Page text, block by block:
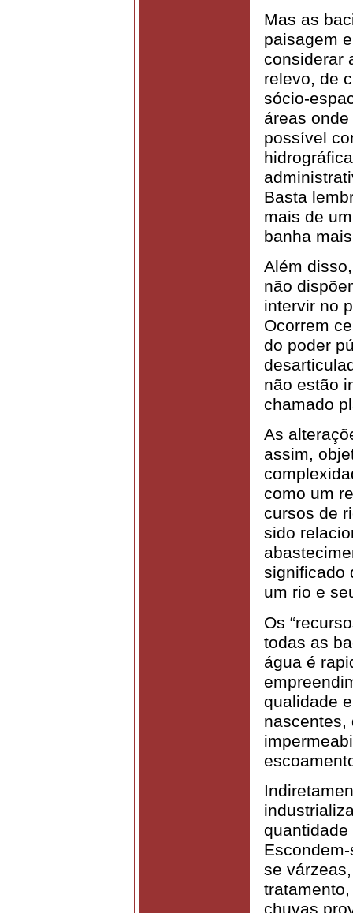
Mas as
paisagem
considerar
relevo, de
sócio-
áreas
possível
Basta
mais de
banha
Além
não
intervir no
Ocorrem
do poder
não estão
chamado
As
assim,
como um
cursos de
sido
significado
um rio e
Os
todas as
água é
qualidade
nascentes,
se
chuvas